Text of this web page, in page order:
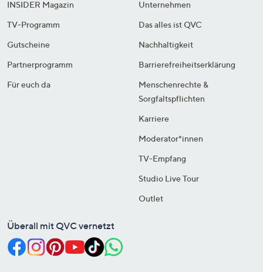
INSIDER Magazin
TV-Programm
Gutscheine
Partnerprogramm
Für euch da
Unternehmen
Das alles ist QVC
Nachhaltigkeit
Barrierefreiheitserklärung
Menschenrechte &
Sorgfaltspflichten
Karriere
Moderator*innen
TV-Empfang
Studio Live Tour
Outlet
Überall mit QVC vernetzt